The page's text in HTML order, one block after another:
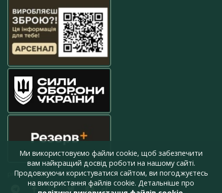
press@armyinform.com.ua
Ми використовуємо файли cookie, щоб забезпечити
вам найкращий досвід роботи на нашому сайті.
Продовжуючи користуватися сайтом, ви погоджуєтесь
на використання файлів cookie. Детальніше про